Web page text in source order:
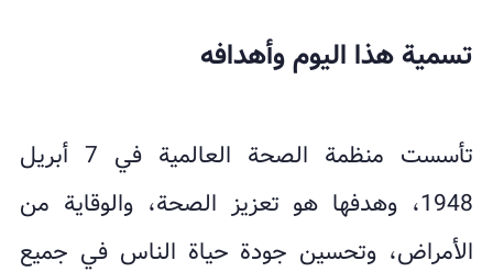
تسمية هذا اليوم وأهدافه
تأسست منظمة الصحة العالمية في 7 أبريل
1948، وهدفها هو تعزيز الصحة، والوقاية من
الأمراض، وتحسين جودة حياة الناس في جميع